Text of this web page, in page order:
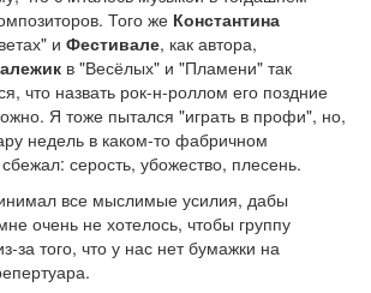
Того же Константина
и Фестивале, как автора,
в "Весёлых" и "Пламени" так
что назвать рок-н-роллом его поздние
Я тоже пытался "играть в профи", но,
недель в каком-то фабричном
серость, убожество, плесень.
все мыслимые усилия, дабы
очень не хотелось, чтобы группу
за того, что у нас нет бумажки на